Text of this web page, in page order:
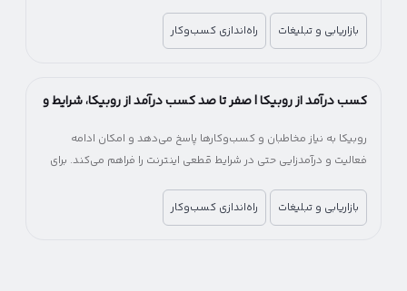
بازاریابی و تبلیغات
راه‌اندازی کسب‌وکار
کسب درآمد از روبیکا | صفر تا صد کسب درآمد از روبیکا، شرایط و
روبیکا به نیاز مخاطبان و کسب‌وکارها پاسخ می‌دهد و امکان ادامه
فعالیت و درآمدزایی حتی در شرایط قطعی اینترنت را فراهم می‌کند. برای
ارتباط با مشتریان خواهد بود.
بازاریابی و تبلیغات راه‌اندازی کسب‌وکار